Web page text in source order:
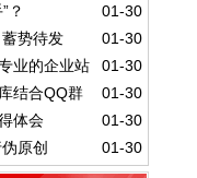
01-30
？
01-30
势待发
01-30
业的企业站
01-30
结合QQ群
01-30
体会
01-30
原创